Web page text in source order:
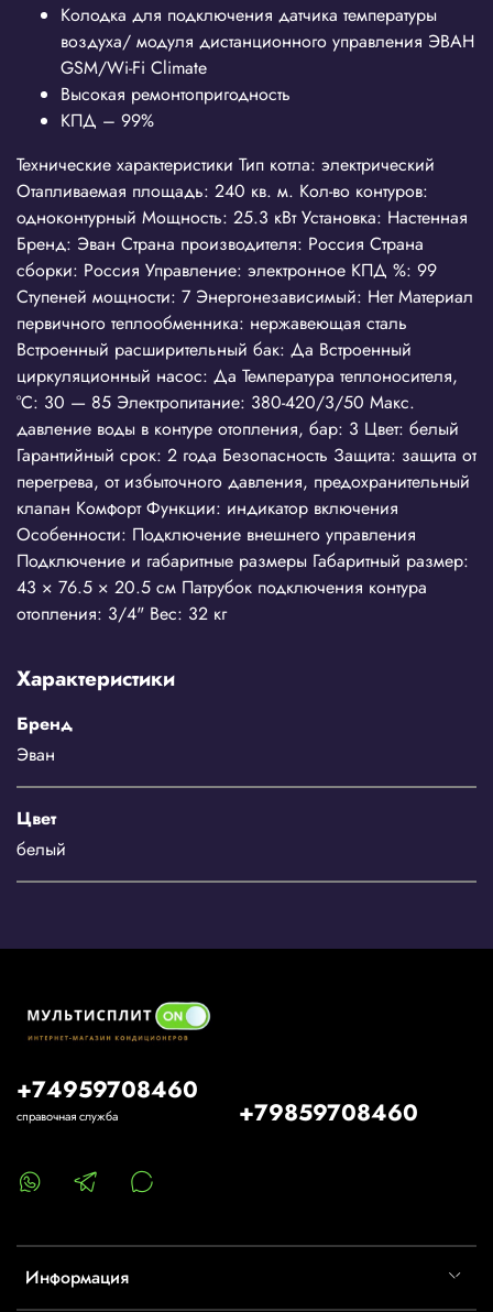
Колодка для подключения датчика температуры
воздуха/ модуля дистанционного управления ЭВАН
GSM/Wi-Fi Climate
Высокая ремонтопригодность
КПД – 99%
Технические характеристики Тип котла: электрический
Отапливаемая площадь: 240 кв. м. Кол-во контуров:
одноконтурный Мощность: 25.3 кВт Установка: Настенная
Бренд: Эван Страна производителя: Россия Страна
сборки: Россия Управление: электронное КПД %: 99
Ступеней мощности: 7 Энергонезависимый: Нет Материал
первичного теплообменника: нержавеющая сталь
Встроенный расширительный бак: Да Встроенный
циркуляционный насос: Да Температура теплоносителя,
°С: 30 — 85 Электропитание: 380-420/3/50 Макс.
давление воды в контуре отопления, бар: 3 Цвет: белый
Гарантийный срок: 2 года Безопасность Защита: защита от
перегрева, от избыточного давления, предохранительный
клапан Комфорт Функции: индикатор включения
Особенности: Подключение внешнего управления
Подключение и габаритные размеры Габаритный размер:
43 × 76.5 × 20.5 см Патрубок подключения контура
отопления: 3/4" Вес: 32 кг
Характеристики
Бренд
Эван
Цвет
белый
Информация
+74959708460
справочная служба +79859708460